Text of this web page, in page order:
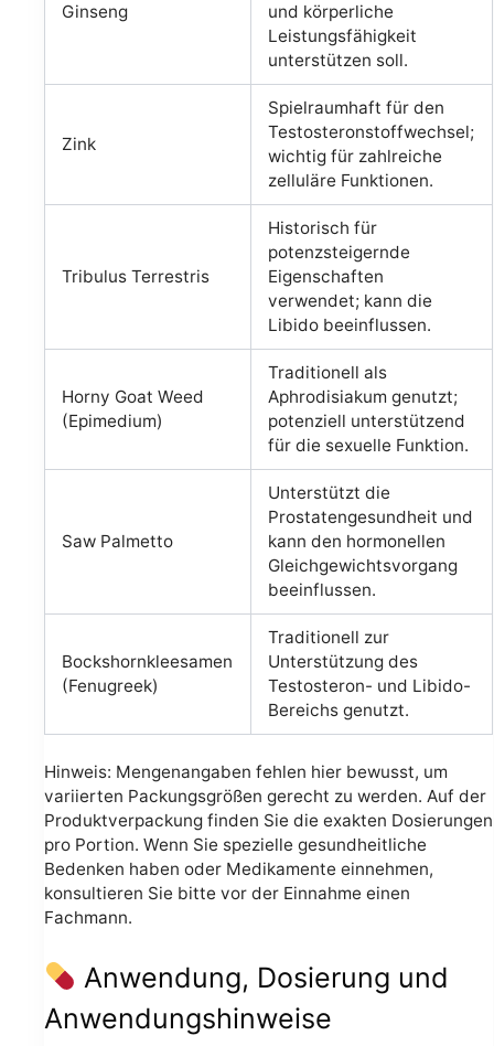
Ginseng
und körperliche
Leistungsfähigkeit
unterstützen soll.
Zink
Spielraumhaft für den
Testosteronstoffwechsel;
wichtig für zahlreiche
zelluläre Funktionen.
Tribulus Terrestris
Historisch für
potenzsteigernde
Eigenschaften
verwendet; kann die
Libido beeinflussen.
Horny Goat Weed
(Epimedium)
Traditionell als
Aphrodisiakum genutzt;
potenziell unterstützend
für die sexuelle Funktion.
Saw Palmetto
Unterstützt die
Prostatengesundheit und
kann den hormonellen
Gleichgewichtsvorgang
beeinflussen.
Bockshornkleesamen
(Fenugreek)
Traditionell zur
Unterstützung des
Testosteron- und Libido-
Bereichs genutzt.
Hinweis: Mengenangaben fehlen hier bewusst, um
variierten Packungsgrößen gerecht zu werden. Auf der
Produktverpackung finden Sie die exakten Dosierungen
pro Portion. Wenn Sie spezielle gesundheitliche
Bedenken haben oder Medikamente einnehmen,
konsultieren Sie bitte vor der Einnahme einen
Fachmann.
Anwendung, Dosierung und
Anwendungshinweise